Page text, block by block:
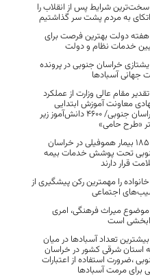
سخت‌ترین شرایط پس از انقلاب را
اتکای به مردم پشت سر گذاشتیم
هفته دولت بهترین فرصت برای
خدمات نظام و دولت
یشتازی خراسان جنوبی در پرونده
جهانی آسبادها
تقدیر مقام عالی وزارت از عملکرد
معاونت آموزش ابتدایی
خراسان جنوبی/ ۴۶۰۰ دانش‌آموز زیر
«طرح حامی»
۱۸۵ بیمار هموفیلی در خراسان
تحت پوشش خدمات بیمه
قرار دارند
خانواده را مهمترین رکن پیشگیری از
اجتماعی
موضوع میراث فرهنگی، امری
است
بیشترین تعداد آسبادها در میان
استان شرقی کشور در خراسان
،ضرورت استفاده از اعتبارات
برای مرمت آسبادها